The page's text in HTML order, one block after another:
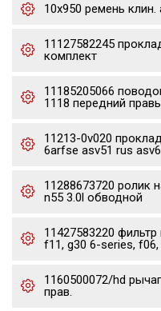
10x950 ремень
11127582245
комплект
11185205066
1118 передний
11213-0v020
6arfse asv51 rus
11288673720 ролик
n55 3.0l обводной
11427583220
f11, g30 6-series,
1160500072/hd
прав.